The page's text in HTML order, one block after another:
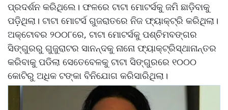
ପ୍ରଦର୍ଶନ କରିଥିଲେ। ଫଳରେ ଟାଟା ମୋଟର୍ସକୁ ଜମି ଛାଡ଼ିବାକୁ
ପଡ଼ିଥିଲା। ଟାଟା ମୋଟର୍ସ ଗୁଜରାତରେ ନିଜ ଫ୍ୟାକ୍ଟ୍ରି କରିଥିଲା।
ଅକ୍ଟୋବର ୨୦୦୮ରେ, ଟାଟା ମୋଟର୍ସକୁ ପଶ୍ଚିମବଙ୍ଗର
ସିଙ୍ଗୁରରୁ ଗୁଜୁରାଟର ସାନନ୍ଦକୁ ନାନୋ ଫ୍ୟାକ୍ଟ୍ରିସ୍ଥାନାନ୍ତର
କରିବାକୁ ପଡିଲା ସେତେବେଳକୁ ଟାଟା ସିଙ୍ଗୁରରେ ୧୦୦୦
କୋଟିରୁ ଅଧିକ ଟଙ୍କା ବିନିଯୋଗ କରିସାରିଥିଲା।